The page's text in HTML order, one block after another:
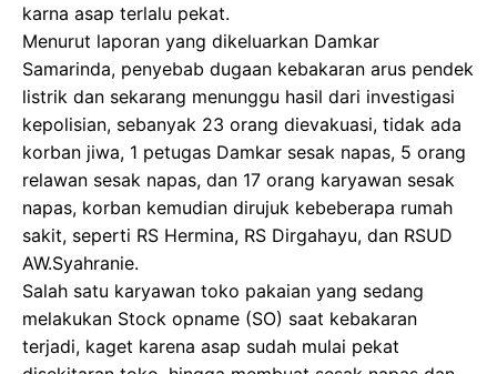
karna asap terlalu pekat.
Menurut laporan yang dikeluarkan Damkar
Samarinda, penyebab dugaan kebakaran arus pendek
listrik dan sekarang menunggu hasil dari investigasi
kepolisian, sebanyak 23 orang dievakuasi, tidak ada
korban jiwa, 1 petugas Damkar sesak napas, 5 orang
relawan sesak napas, dan 17 orang karyawan sesak
napas, korban kemudian dirujuk kebeberapa rumah
sakit, seperti RS Hermina, RS Dirgahayu, dan RSUD
AW.Syahranie.
Salah satu karyawan toko pakaian yang sedang
melakukan Stock opname (SO) saat kebakaran
terjadi, kaget karena asap sudah mulai pekat